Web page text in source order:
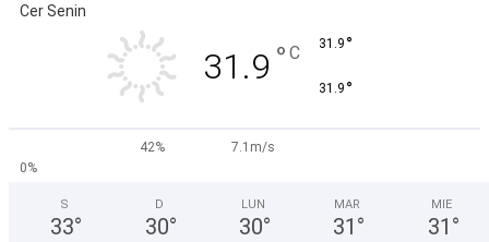
Cer Senin
31.9 ° C 31.9 °
31.9 °
42%
7.1m/s
0%
S
33°
D
30°
LUN
30°
MAR
31 °
MIE
31 °